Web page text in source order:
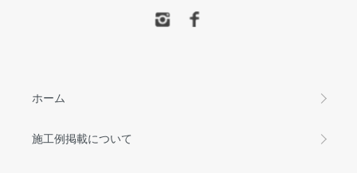
ホーム
施工例掲載について